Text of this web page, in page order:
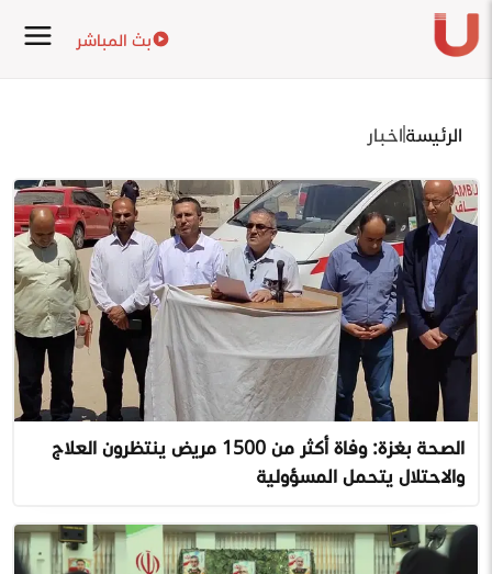
بث المباشر
الرئيسةاخبار
الصحة بغزة: وفاة أكثر من 1500 مريض ينتظرون العلاج
والاحتلال يتحمل المسؤولية